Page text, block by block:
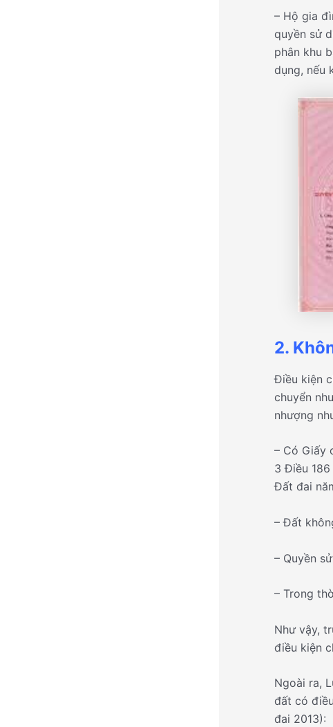
– Hộ gia
quyền sử
phân khu
dụng, nếu
2.
Điều kiện
chuyển
nhượng
– Có Giấy
3 Điều
Đất đai
– Đất
– Quyền
– Trong
Như vậy,
điều kiện
Ngoài ra,
đất có
đai 2013):